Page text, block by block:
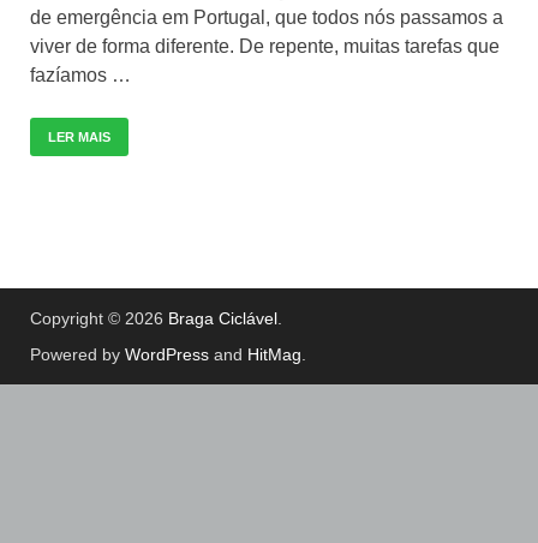
de emergência em Portugal, que todos nós passamos a
viver de forma diferente. De repente, muitas tarefas que
fazíamos …
LER MAIS
Copyright © 2026 Braga Ciclável
Powered by WordPress and HitMag